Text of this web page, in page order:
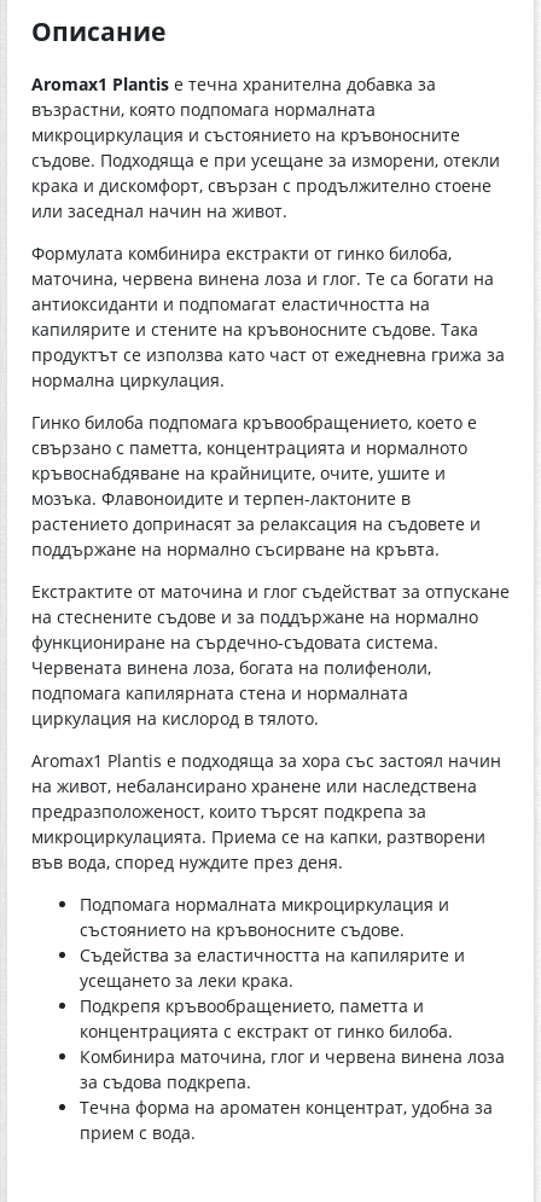
Описание
Aromax1 Plantis е течна хранителна добавка за
възрастни, която подпомага нормалната
микроциркулация и състоянието на кръвоносните
съдове. Подходяща е при усещане за изморени, отекли
крака и дискомфорт, свързан с продължително стоене
или заседнал начин на живот.
Формулата комбинира екстракти от гинко билоба,
маточина, червена винена лоза и глог. Те са богати на
антиоксиданти и подпомагат еластичността на
капилярите и стените на кръвоносните съдове. Така
продуктът се използва като част от ежедневна грижа за
нормална циркулация.
Гинко билоба подпомага кръвообращението, което е
свързано с паметта, концентрацията и нормалното
кръвоснабдяване на крайниците, очите, ушите и
мозъка. Флавоноидите и терпен-лактоните в
растението допринасят за релаксация на съдовете и
поддържане на нормално съсирване на кръвта.
Екстрактите от маточина и глог съдействат за отпускане
на стеснените съдове и за поддържане на нормално
функциониране на сърдечно-съдовата система.
Червената винена лоза, богата на полифеноли,
подпомага капилярната стена и нормалната
циркулация на кислород в тялото.
Aromax1 Plantis е подходяща за хора със застоял начин
на живот, небалансирано хранене или наследствена
предразположеност, които търсят подкрепа за
микроциркулацията. Приема се на капки, разтворени
във вода, според нуждите през деня.
Подпомага нормалната микроциркулация и
състоянието на кръвоносните съдове.
Съдейства за еластичността на капилярите и
усещането за леки крака.
Подкрепя кръвообращението, паметта и
концентрацията с екстракт от гинко билоба.
Комбинира маточина, глог и червена винена лоза
за съдова подкрепа.
Течна форма на ароматен концентрат, удобна за
прием с вода.